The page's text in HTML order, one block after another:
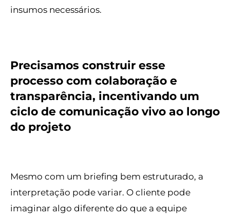
insumos necessários.
Precisamos construir esse
processo com colaboração e
transparência, incentivando um
ciclo de comunicação vivo ao longo
do projeto
Mesmo com um briefing bem estruturado, a
interpretação pode variar. O cliente pode
imaginar algo diferente do que a equipe